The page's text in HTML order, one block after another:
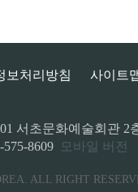
보처리방침 사이트
서초문화예술회관 2
8609
모바일 버전
ALL RIGHT